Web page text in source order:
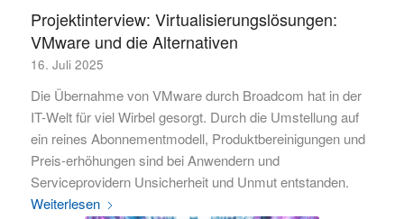
Projektinterview: Virtualisierungslösungen:
VMware und die Alternativen
16. Juli 2025
Die Übernahme von VMware durch Broadcom hat in der
IT-Welt für viel Wirbel gesorgt. Durch die Umstellung auf
ein reines Abonnementmodell, Produktbereinigungen und
Preis-erhöhungen sind bei Anwendern und
Serviceprovidern Unsicherheit und Unmut entstanden.
Weiterlesen